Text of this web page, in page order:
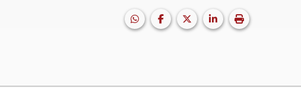
Facebook LinkedIn
X (formerly Twitter)
HELIX_ULTIMATE_SHARE_WHATSAPP
Imprimir matéria